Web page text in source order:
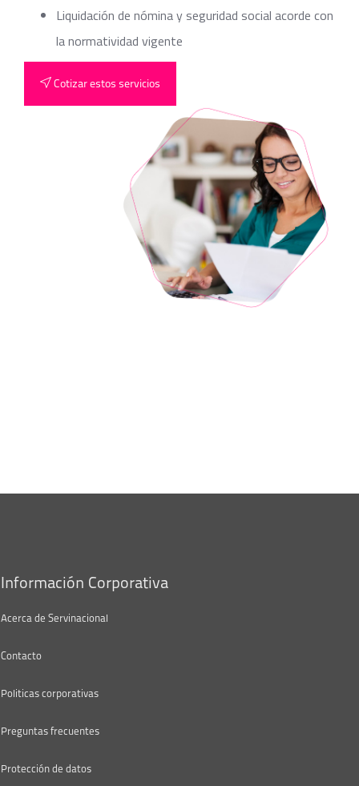
Liquidación de nómina y seguridad social acorde con
la normatividad vigente
Cotizar estos servicios
Información Corporativa
Acerca de Servinacional
Contacto
Politicas corporativas
Preguntas frecuentes
Protección de datos